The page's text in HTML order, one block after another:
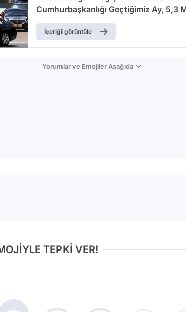
Cumhurbaşkanlığı Geçtiğimiz Ay, 5,3
Araç Satın Aldı
İçeriği görüntüle
Yorumlar ve Emojiler Aşağıda
TEPKİ VER!